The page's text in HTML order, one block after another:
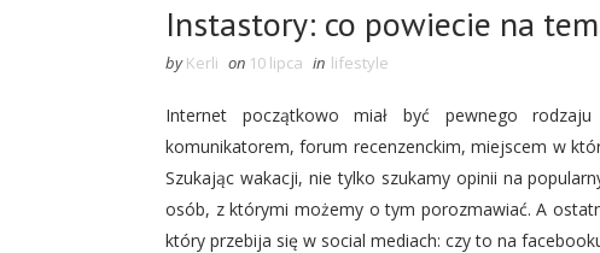
Instastory: co powiecie na
by Kerli on 10 lipca in lifestyle
Internet początkowo miał być pewnego
komunikatorem, forum recenzenckim, miejscem w
Szukając wakacji, nie tylko szukamy opinii na
osób, z którymi możemy o tym porozmawiać. A
który przebija się w social mediach: czy to na